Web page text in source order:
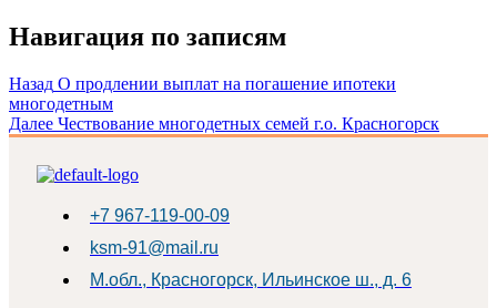
Навигация по записям
Назад О продлении выплат на погашение ипотеки
многодетным
Далее Чествование многодетных семей г.о. Красногорск
+7 967-119-00-09
ksm-91@mail.ru
М.обл., Красногорск, Ильинское ш., д. 6